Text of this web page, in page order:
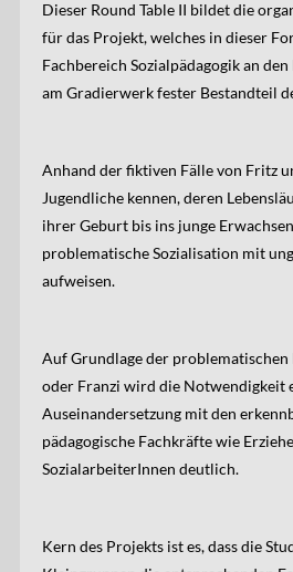
Dieser Round Table II bildet die
für das Projekt, welches in dieser
Fachbereich Sozialpädagogik an
am Gradierwerk fester Bestandteil
Anhand der fiktiven Fälle von Fritz
Jugendliche kennen, deren
ihrer Geburt bis ins junge
problematische Sozialisation mit
aufweisen.
Auf Grundlage der
oder Franzi wird die Notwendigkeit
Auseinandersetzung mit den
pädagogische Fachkräfte wie
SozialarbeiterInnen deutlich.
Kern des Projekts ist es, dass die